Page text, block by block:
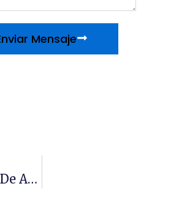
Mensaje
Aplicación De Amorphophallus Konjac En Alimentos Y Bebidas